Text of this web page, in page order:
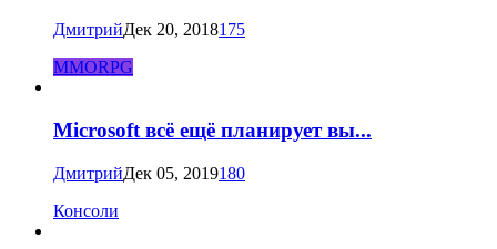
ДмитрийДек 20, 2018175
MMORPG
Microsoft всё ещё планирует вы...
ДмитрийДек 05, 2019180
Консоли